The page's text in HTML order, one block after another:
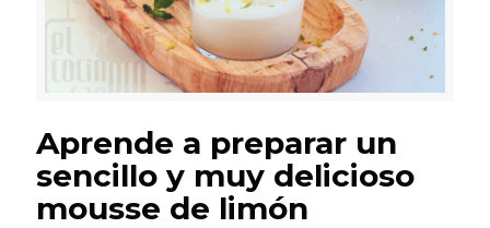
Aprende a preparar un
sencillo y muy delicioso
mousse de limón